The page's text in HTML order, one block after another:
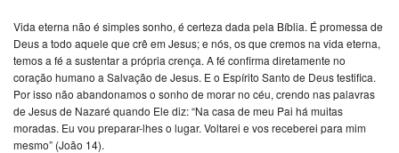
Vida eterna não é simples sonho, é certeza dada pela Bíblia. É promessa de
Deus a todo aquele que crê em Jesus; e nós, os que cremos na vida eterna,
temos a fé a sustentar a própria crença. A fé confirma diretamente no
coração humano a Salvação de Jesus. E o Espírito Santo de Deus testifica.
Por isso não abandonamos o sonho de morar no céu, crendo nas palavras
de Jesus de Nazaré quando Ele diz: “Na casa de meu Pai há muitas
moradas. Eu vou preparar-lhes o lugar. Voltarei e vos receberei para mim
mesmo” (João 14).